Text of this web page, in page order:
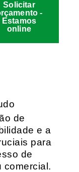
Solicitar
-
Estamos
online
de
e a
para
de
comercial.